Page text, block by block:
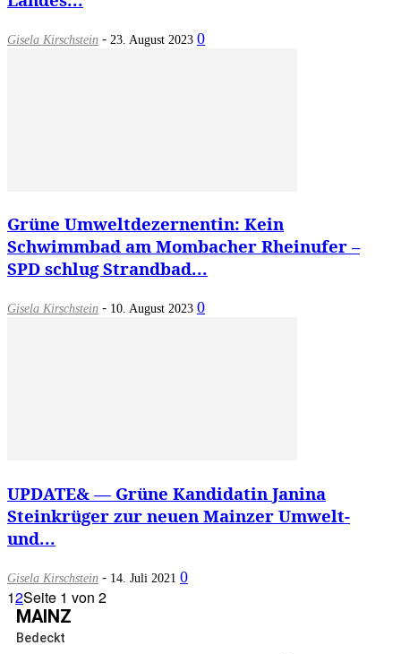
Gisela Kirschstein - 23. August 2023 0
Grüne Umweltdezernentin: Kein
Schwimmbad am Mombacher Rheinufer –
SPD schlug Strandbad...
Gisela Kirschstein - 10. August 2023 0
UPDATE& — Grüne Kandidatin Janina
Steinkrüger zur neuen Mainzer Umwelt-
und...
Gisela Kirschstein - 14. Juli 2021 0
12Seite 1 von 2
MAINZ
Bedeckt